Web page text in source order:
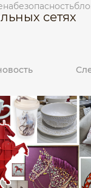
безопасность
сетях